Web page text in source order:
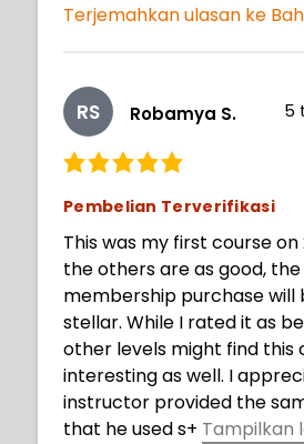
my own and see what fun
Terjemahkan ulasan ke
RS Robamya S. 5
Pembelian Terverifikasi
This was my first course on
the others are as good,
membership purchase will
stellar. While I rated it as
other levels might find this
interesting as well. I
instructor provided the
that he used s+ Tampilkan